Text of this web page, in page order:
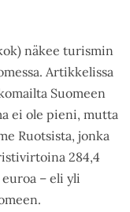
näkee turismin
Artikkelissa
Suomeen
ei ole pieni, mutta
Ruotsista, jonka
284,4
– eli yli